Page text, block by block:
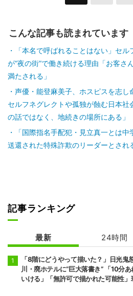
こんな記事も読まれています
「本名で呼ばれることはない」セ
が“夜の街”で働き続ける理由「お客さ
満たされる」
声優・能登麻美子、ホスピスを志
セルフネグレクトや孤独が蝕む日本社
の話ではなく、地続きの場所にある」
「国際指名手配犯・見立真一とは
送還された特殊詐欺のリーダーとされ
記事ランキング
最新 24時間
「8階にどうやって描いた？」日光鬼
川・廃ホテルに“巨大落書き” 「10分あ
いける」「無許可で描かれた可能性」